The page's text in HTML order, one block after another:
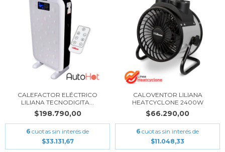
CALEFACTOR ELÉCTRICO
LILIANA TECNODIGITA...
$198.790,00
6 cuotas sin interés de
$33.131,67
CALOVENTOR LILIANA
HEATCYCLONE 2400W
$66.290,00
6 cuotas sin interés de
$11.048,33